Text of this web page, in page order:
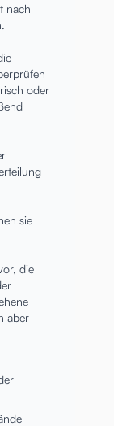
nach
oder
sie
die
aber